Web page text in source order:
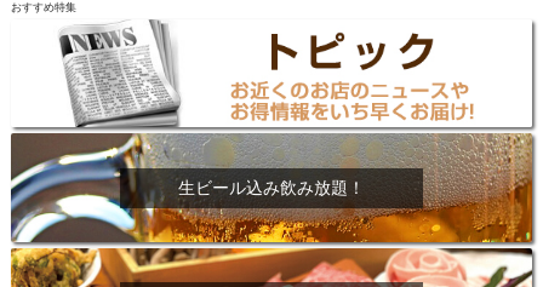
おすすめ特集
生ビール込み飲み放題！